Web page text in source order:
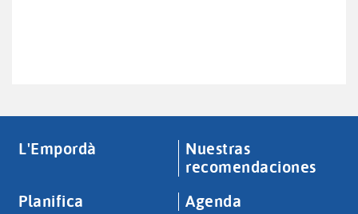
L'Empordà
Nuestras
recomendaciones
Planifica
Agenda